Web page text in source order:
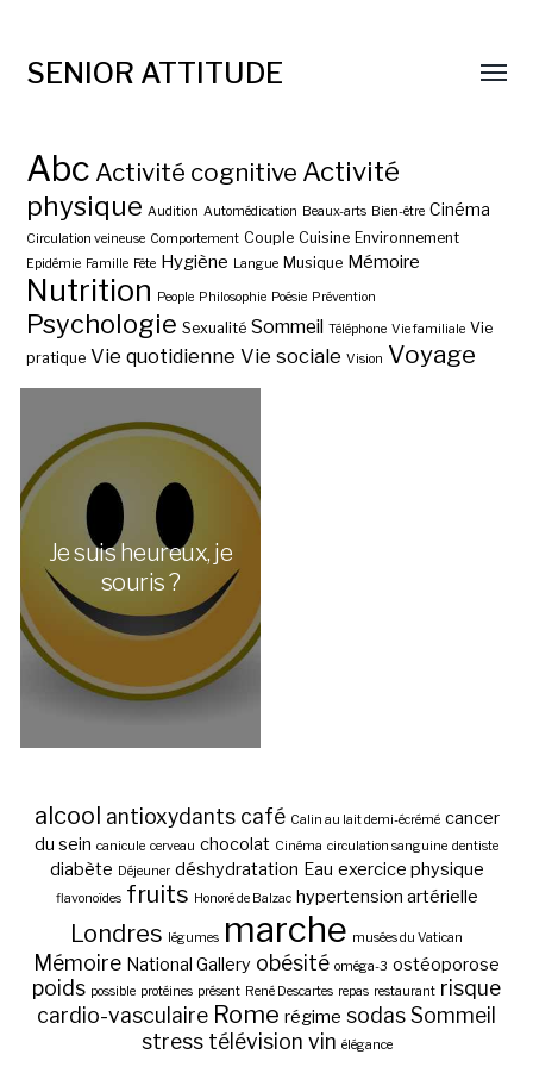
SENIOR ATTITUDE
Abc Activité cognitive Activité
physique Audition Automédication Beaux-arts Bien-être Cinéma
Circulation veineuse Comportement Couple Cuisine Environnement
Epidémie Famille Fête Hygiène Langue Musique Mémoire
Nutrition People Philosophie Poésie Prévention
Psychologie Sexualité Sommeil Téléphone Vie familiale Vie
pratique Vie quotidienne Vie sociale Vision Voyage
Je suis heureux, je
souris ?
alcool antioxydants café Calin au lait demi-écrémé cancer
du sein canicule cerveau chocolat Cinéma circulation sanguine dentiste
diabète Déjeuner déshydratation Eau exercice physique
flavonoïdes fruits Honoré de Balzac hypertension artérielle
Londres légumes marche musées du Vatican
Mémoire National Gallery obésité oméga-3 ostéoporose
poids possible protéines présent René Descartes repas restaurant risque
cardio-vasculaire Rome régime sodasSommeil
stress télévision vin élégance